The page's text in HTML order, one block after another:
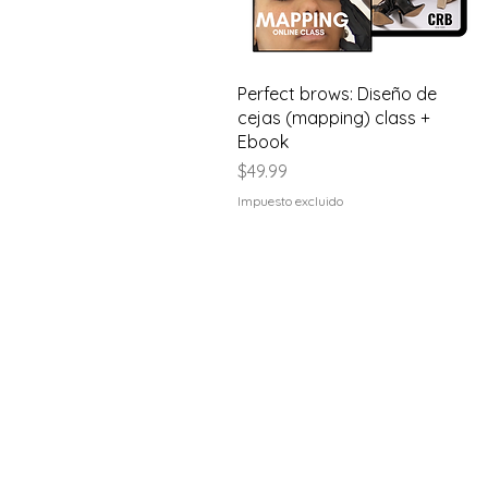
Vista rápida
Perfect brows: Diseño de
cejas (mapping) class +
Ebook
Precio
$49.99
Impuesto excluido